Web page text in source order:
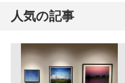
人気の記事